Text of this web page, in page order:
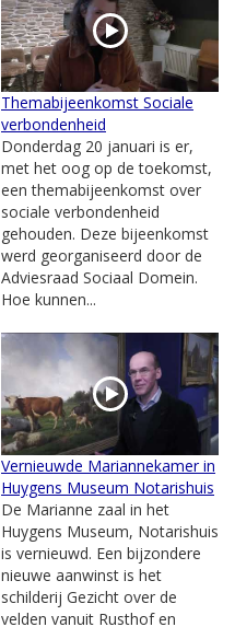
Themabijeenkomst Sociale
verbondenheid
Donderdag 20 januari is er,
met het oog op de toekomst,
een themabijeenkomst over
sociale verbondenheid
gehouden. Deze bijeenkomst
werd georganiseerd door de
Adviesraad Sociaal Domein.
Hoe kunnen...
Vernieuwde Mariannekamer in
Huygens Museum Notarishuis
De Marianne zaal in het
Huygens Museum, Notarishuis
is vernieuwd. Een bijzondere
nieuwe aanwinst is het
schilderij Gezicht over de
velden vanuit Rusthof en